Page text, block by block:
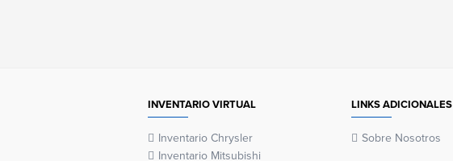
INVENTARIO VIRTUAL
Inventario Chrysler
Inventario Mitsubishi
LINKS ADICIONALES
Sobre Nosotros